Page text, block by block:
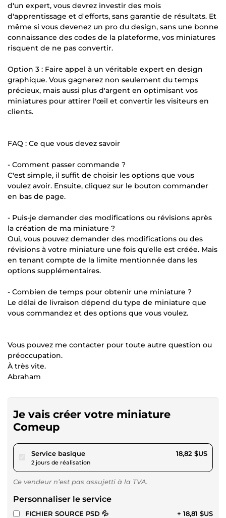
d'un expert, vous devrez investir des mois
d'apprentissage et d'efforts, sans garantie de résultats. Et
même si vous devenez un pro du design, sans une bonne
connaissance des codes de la plateforme, vos miniatures
risquent de ne pas convertir.
Option 3 : Faire appel à un véritable expert en design
graphique. Vous gagnerez non seulement du temps
précieux, mais aussi plus d'argent en optimisant vos
miniatures pour attirer l'œil et convertir les visiteurs en
clients.
FAQ : Ce que vous devez savoir
- Comment passer commande ?
C'est simple, il suffit de choisir les options que vous
voulez avoir. Ensuite, cliquez sur le bouton commander
en bas de page.
- Puis-je demander des modifications ou révisions après
la création de ma miniature ?
Oui, vous pouvez demander des modifications ou des
révisions à votre miniature une fois qu'elle est créée. Mais
en tenant compte de la limite mentionnée dans les
options supplémentaires.
- Combien de temps pour obtenir une miniature ?
Le délai de livraison dépend du type de miniature que
vous commandez et des options que vous voulez.
Vous pouvez me contacter pour toute autre question ou
préoccupation.
À très vite.
Abraham
Je vais créer votre miniature
Comeup
Service basiquepour 17,34 $US
2 jours de réalisation
18,82 $US
Ce vendeur n’est pas assujetti à la TVA.
Personnaliser le service
FICHIER SOURCE PSD 💦 + 18,81 $US